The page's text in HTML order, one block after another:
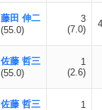
藤田 伸二
(55.0)
3
(7.0)
佐藤 哲三
(55.0)
1
(2.6)
佐藤 哲三
1